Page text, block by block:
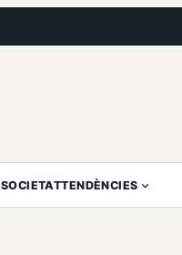
SOCIETATTENDÈNCIES